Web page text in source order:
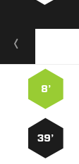
8’
39’